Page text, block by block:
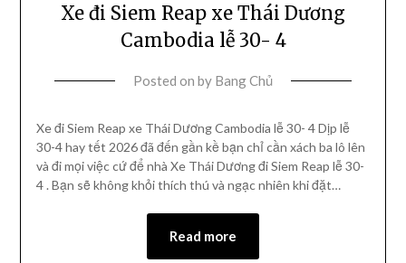
Xe đi Siem Reap xe Thái Dương
Cambodia lễ 30- 4
Posted on by Bang Chủ
Xe đi Siem Reap xe Thái Dương Cambodia lễ 30- 4 Dịp lễ
30-4 hay tết 2026 đã đến gần kề bạn chỉ cần xách ba lô lên
và đi mọi việc cứ để nhà Xe Thái Dương đi Siem Reap lễ 30-
4 . Bạn sẽ không khỏi thích thú và ngạc nhiên khi đặt…
Read more